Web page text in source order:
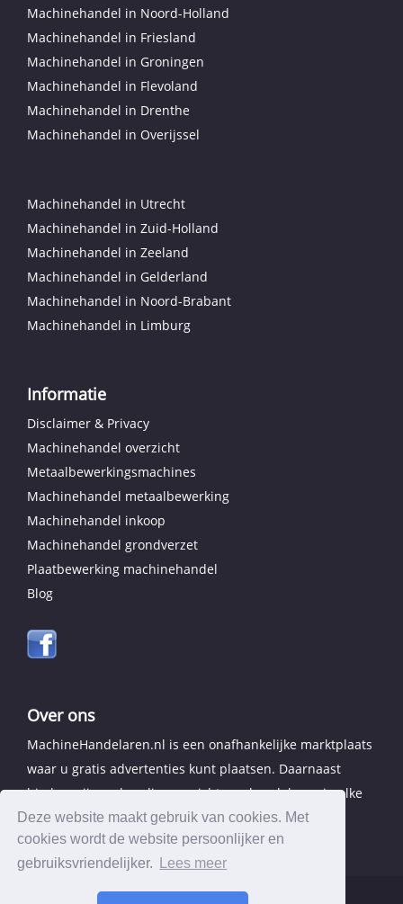
Deze website maakt gebruik van cookies. Met
cookies wordt de website persoonlijker en
gebruiksvriendelijker.
Lees meer
Machinehandel in Noord-Holland
Machinehandel in Friesland
Machinehandel in Groningen
Machinehandel in Flevoland
Machinehandel in Drenthe
Machinehandel in Overijssel
Machinehandel in Utrecht
Machinehandel in Zuid-Holland
Machinehandel in Zeeland
Machinehandel in Gelderland
Machinehandel in Noord-Brabant
Machinehandel in Limburg
Informatie
Disclaimer & Privacy
Machinehandel overzicht
Metaalbewerkingsmachines
Machinehandel metaalbewerking
Machinehandel inkoop
Machinehandel grondverzet
Plaatbewerking machinehandel
Blog
Over ons
MachineHandelaren.nl is een onafhankelijke marktplaats
waar u gratis advertenties kunt plaatsen. Daarnaast
bieden wij een handig overzicht van handelaren in elke
provincie.